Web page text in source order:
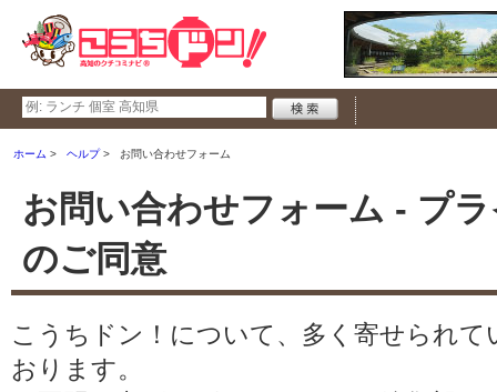
ホーム ヘルプ お問い合わせフォーム
お問い合わせフォーム - プ
のご同意
こうちドン！について、多く寄せられて
おります。